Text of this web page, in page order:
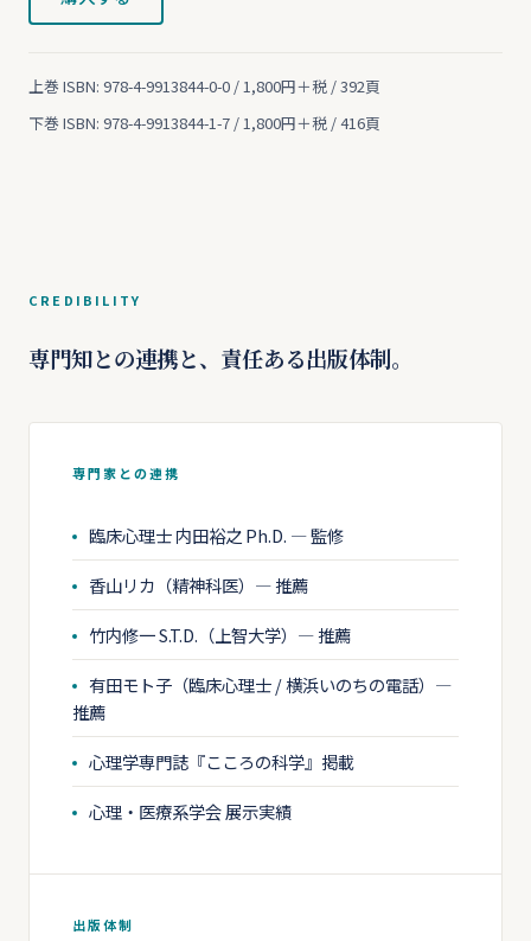
上巻 ISBN: 978-4-9913844-0-0 / 1,800円＋税 / 392頁
下巻 ISBN: 978-4-9913844-1-7 / 1,800円＋税 / 416頁
CREDIBILITY
専門知との連携と、責任ある出版体制。
専門家との連携
臨床心理士 内田裕之 Ph.D. — 監修
香山リカ（精神科医）— 推薦
竹内修一 S.T.D.（上智大学）— 推薦
有田モト子（臨床心理士 / 横浜いのちの電話）—
推薦
心理学専門誌『こころの科学』掲載
心理・医療系学会 展示実績
出版体制